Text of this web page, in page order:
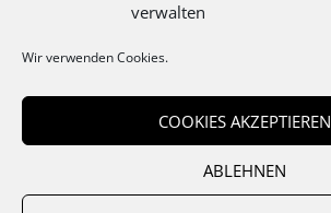
verwalten
Wir verwenden Cookies.
COOKIES AKZEPTIEREN
ABLEHNEN
Digitalisierung